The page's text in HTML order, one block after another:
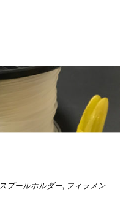
スプールホルダー, フィラメン